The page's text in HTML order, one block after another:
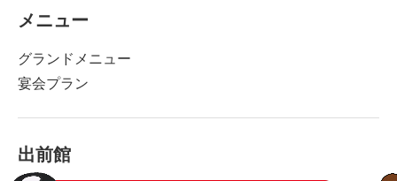
メニュー
グランドメニュー
宴会プラン
出前館